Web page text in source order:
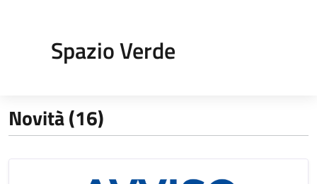
Spazio Verde
Novità (16)